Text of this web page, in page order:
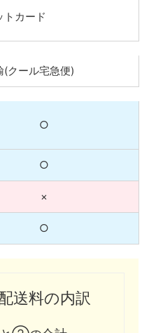
トカード
(クール宅急便)
○
○
×
○
送料の内訳